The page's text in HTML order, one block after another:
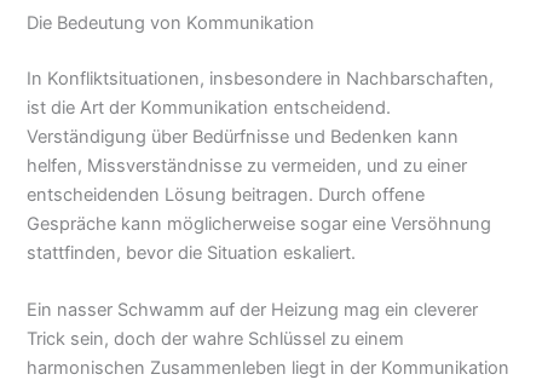
Die Bedeutung von Kommunikation
In Konfliktsituationen, insbesondere in Nachbarschaften,
ist die Art der Kommunikation entscheidend.
Verständigung über Bedürfnisse und Bedenken kann
helfen, Missverständnisse zu vermeiden, und zu einer
entscheidenden Lösung beitragen. Durch offene
Gespräche kann möglicherweise sogar eine Versöhnung
stattfinden, bevor die Situation eskaliert.
Ein nasser Schwamm auf der Heizung mag ein cleverer
Trick sein, doch der wahre Schlüssel zu einem
harmonischen Zusammenleben liegt in der Kommunikation